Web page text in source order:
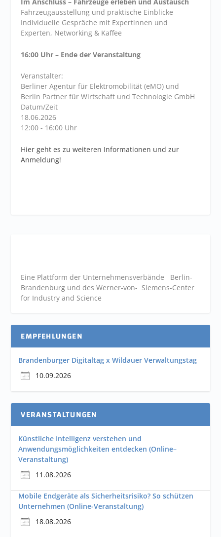
Im Anschluss – Fahrzeuge erleben und Austausch
Fahrzeugausstellung und praktische Einblicke
Individuelle Gespräche mit Expertinnen und
Experten, Networking & Kaffee
16:00 Uhr – Ende der Veranstaltung
Veranstalter:
Berliner Agentur für Elektromobilität (eMO) und
Berlin Partner für Wirtschaft und Technologie GmbH
Datum/Zeit
18.06.2026
12:00 - 16:00 Uhr
Hier geht es zu weiteren Informationen und zur
Anmeldung!
Eine Plattform der Unternehmensverbände Berlin-
Brandenburg und des Werner-von- Siemens-Center
for Industry and Science
EMPFEHLUNGEN
Brandenburger Digitaltag x Wildauer Verwaltungstag
10.09.2026
VERANSTALTUNGEN
Künstliche Intelligenz verstehen und
Anwendungsmöglichkeiten entdecken (Online–
Veranstaltung)
11.08.2026
Mobile Endgeräte als Sicherheitsrisiko? So schützen
Unternehmen (Online-Veranstaltung)
18.08.2026